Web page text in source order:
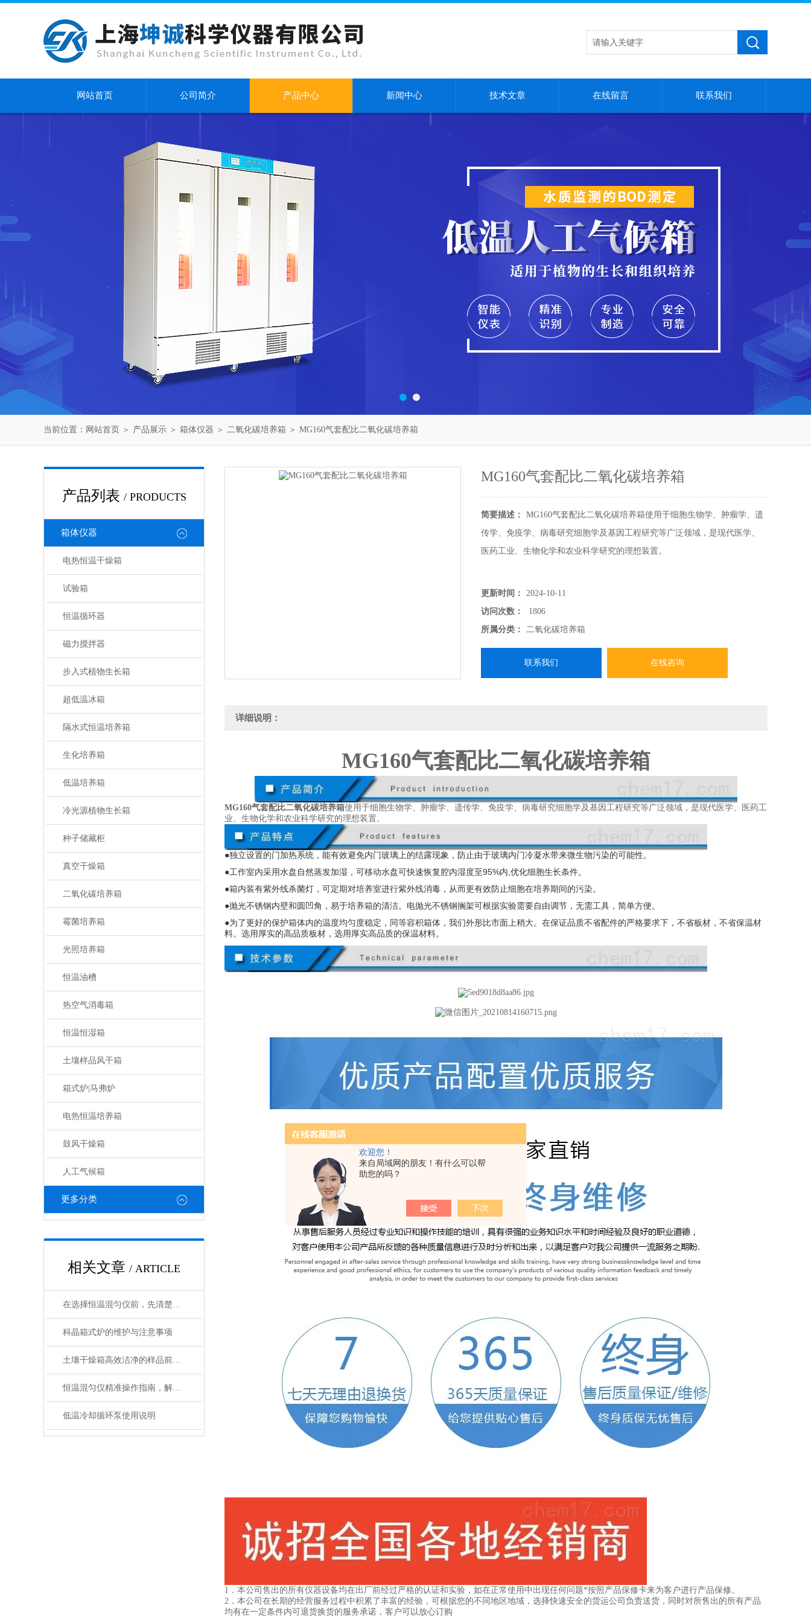
欢迎您！
来自局域网的朋友！有什么可以帮
助您的吗？
网站首页 公司简介 产品中心 新闻中心 技术文章 在线留言 联系我们
当前位置： 网站首页 ＞ 产品展示 ＞ 箱体仪器 ＞ 二氧化碳培养箱 ＞ MG160气套配比二氧化碳培养箱
产品列表 / PRODUCTS
箱体仪器
电热恒温干燥箱
试验箱
恒温循环器
磁力搅拌器
步入式植物生长箱
超低温冰箱
隔水式恒温培养箱
生化培养箱
低温培养箱
冷光源植物生长箱
种子储藏柜
真空干燥箱
二氧化碳培养箱
霉菌培养箱
光照培养箱
恒温油槽
热空气消毒箱
恒温恒湿箱
土壤样品风干箱
箱式炉|马弗炉
电热恒温培养箱
鼓风干燥箱
人工气候箱
更多分类
相关文章 / ARTICLE
在选择恒温混匀仪前，先清楚实验的需求
科晶箱式炉的维护与注意事项
土壤干燥箱高效洁净的样品前处理设备
恒温混匀仪精准操作指南，解锁高效实验新体验
低温冷却循环泵使用说明
MG160气套配比二氧化碳培养箱
简要描述：
MG160气套配比二氧化碳培养箱使用于细胞生物学、肿瘤学、遗
传学、免疫学、病毒研究细胞学及基因工程研究等广泛领域，是现代医学、
医药工业、生物化学和农业科学研究的理想装置。
更新时间：
2024-10-11
访问次数：
1806
所属分类：
二氧化碳培养箱
联系我们 在线咨询
详细说明：
MG160气套配比二氧化碳培养箱
MG160气套配比二氧化碳培养箱使用于细胞生物学、肿瘤学、遗传学、免疫学、病毒研究细胞学及基因工程研究等广泛领域，是现代医学、医药工
业、生物化学和农业科学研究的理想装置。
●独立设置的门加热系统，能有效避免内门玻璃上的结露现象，防止由于玻璃内门冷凝水带来微生物污染的可能性。
●工作室内采用水盘自然蒸发加湿，可移动水盘可快速恢复腔内湿度至95%内,优化细胞生长条件。
●箱内装有紫外线杀菌灯，可定期对培养室进行紫外线消毒，从而更有效防止细胞在培养期间的污染。
●抛光不锈钢内壁和圆凹角，易于培养箱的清洁。电抛光不锈钢搁架可根据实验需要自由调节，无需工具，简单方便。
●为了更好的保护箱体内的温度均匀度稳定，同等容积箱体，我们外形比市面上稍大。在保证品质不省配件的严格要求下，不省板材，不省保温材
料。选用厚实的高品质板材，选用厚实高品质的保温材料。
1．本公司售出的所有仪器设备均在出厂前经过严格的认证和实验，如在正常使用中出现任何问题*按照产品保修卡来为客户进行产品保修。
2．本公司在长期的经营服务过程中积累了丰富的经验，可根据您的不同地区地域，选择快速安全的货运公司负责送货，同时对所售出的所有产品
均有在一定条件内可退货换货的服务承诺，客户可以放心订购